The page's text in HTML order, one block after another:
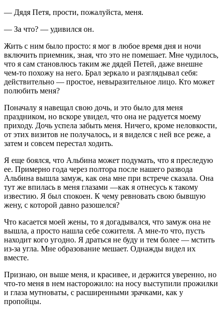
— Дядя Петя, прости, пожалуйста, меня.
— За что? — удивился он.
Жить с ним было просто: я мог в любое время дня и ночи
включить приемник, зная, что это не помешает. Мне чудилось,
что я сам становлюсь таким же дядей Петей, даже внешне
чем-то похожу на него. Брал зеркало и разглядывал себя:
действительно — простое, невыразительное лицо. Кто может
полюбить меня?
Поначалу я навещал свою дочь, и это было для меня
праздником, но вскоре увидел, что она не радуется моему
приходу. Дочь успела забыть меня. Ничего, кроме неловкости,
от этих визитов не получалось, и я виделся с ней все реже, а
затем и совсем перестал ходить.
Я еще боялся, что Альбина может подумать, что я преследую
ее. Примерно года через полтора после нашего развода
Альбина вышла замуж, как она мне при встрече сказала. Она
тут же впилась в меня глазами —как я отнесусь к такому
известию. Я был спокоен. К чему ревновать свою бывшую
жену, с которой давно разошелся?
Что касается моей жены, то я догадывался, что замуж она не
вышла, а просто нашла себе сожителя. А мне-то что, пусть
находит кого угодно. Я драться не буду и тем более — мстить
из-за угла. Мне образование мешает. Однажды видел их
вместе.
Признаю, он выше меня, и красивее, и держится уверенно, но
что-то меня в нем насторожило: на носу выступили прожилки
и глаза мутноваты, с расширенными зрачками, как у
пропойцы.